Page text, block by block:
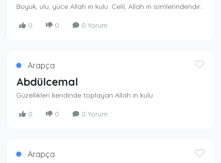
Büyük, ulu, yüce Allah ın kulu. Celil, Allah ın isimlerindendir. En yüce olan Allah ın kulu
0 0 0 Yorum
Arapça
Abdülcemal
Güzellikleri kendinde toplayan Allah ın kulu.
0 0 0 Yorum
Arapça